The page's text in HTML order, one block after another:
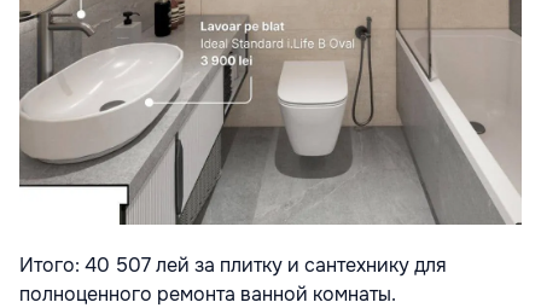
Итого: 40 507 лей за плитку и сантехнику для
полноценного ремонта ванной комнаты.